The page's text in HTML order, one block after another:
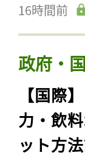
16時間前
政府・
【国際
力・飲
ット方